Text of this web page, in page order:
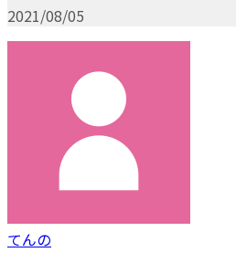
2021/08/05
てんの